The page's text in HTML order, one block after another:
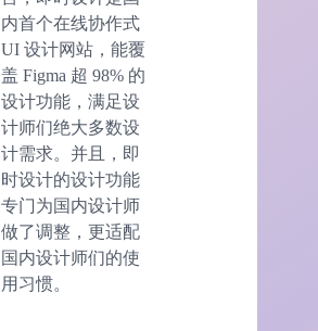
内首个在线协作式
UI 设计网站，能覆
盖 Figma 超 98% 的
设计功能，满足设
计师们绝大多数设
计需求。并且，即
时设计的设计功能
专门为国内设计师
做了调整，更适配
国内设计师们的使
用习惯。